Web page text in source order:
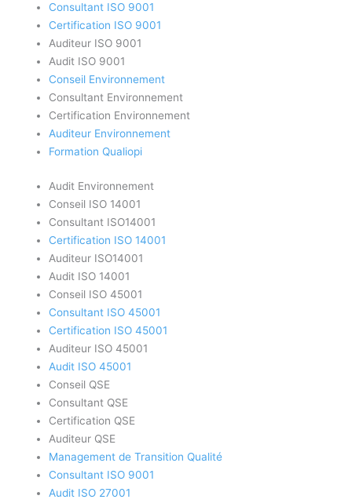
Consultant ISO 9001
Certification ISO 9001
Auditeur ISO 9001
Audit ISO 9001
Conseil Environnement
Consultant Environnement
Certification Environnement
Auditeur Environnement
Formation Qualiopi
Audit Environnement
Conseil ISO 14001
Consultant ISO14001
Certification ISO 14001
Auditeur ISO14001
Audit ISO 14001
Conseil ISO 45001
Consultant ISO 45001
Certification ISO 45001
Auditeur ISO 45001
Audit ISO 45001
Conseil QSE
Consultant QSE
Certification QSE
Auditeur QSE
Management de Transition Qualité
Consultant ISO 9001
Audit ISO 27001